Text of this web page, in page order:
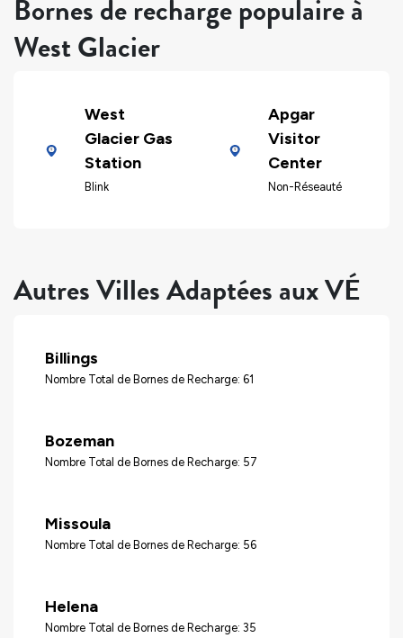
Bornes de recharge populaire à
West Glacier
West
Glacier Gas
Station
Blink
Apgar
Visitor
Center
Non-Réseauté
Autres Villes Adaptées aux VÉ
Billings
Nombre Total de Bornes de Recharge: 61
Bozeman
Nombre Total de Bornes de Recharge: 57
Missoula
Nombre Total de Bornes de Recharge: 56
Helena
Nombre Total de Bornes de Recharge: 35